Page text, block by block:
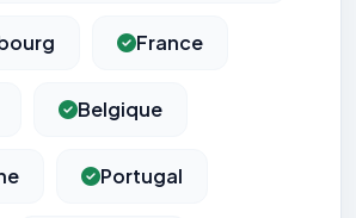
France
Belgique
Portugal